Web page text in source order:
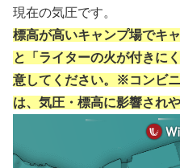
現在の気圧です。
標高が高いキャンプ場でキ
と「ライターの火が付きに
意してください。※コンビ
は、気圧・標高に影響されや